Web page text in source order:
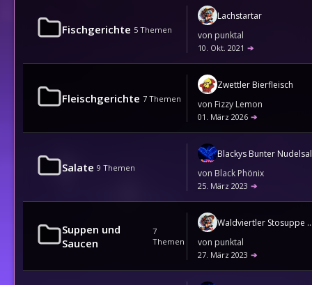
Fischgerichte 5 Themen
Lachstartar
von punktal
10. Okt. 2021 ➔
Fleischgerichte 7 Themen
Zwettler Bierfleisch
von Fizzy Lemon
01. März 2026 ➔
Salate 9 Themen
Blackys Bunter
von Black Phönix
25. März 2023 ➔
Suppen und
Saucen
7
Themen
Waldviertler Stosuppe
von punktal
27. März 2023 ➔